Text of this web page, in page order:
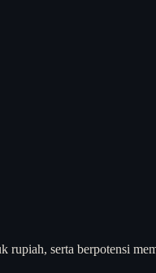
rupiah, serta berpotensi